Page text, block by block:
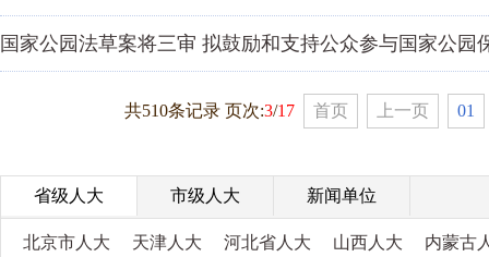
国家公园法草案将三审 拟鼓励和支持公众参与国家公园
共510条记录 页次:3/17 首页 上一页 01
省级人大 市级人大 新闻单位
北京市人大 天津人大 河北省人大 山西人大
内蒙古